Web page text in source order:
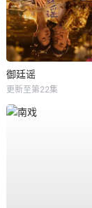
御廷谣
更新至第22集